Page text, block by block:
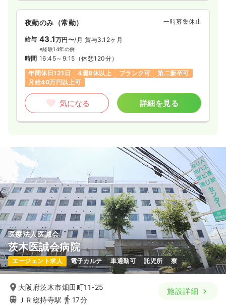
夜勤のみ（常勤） 一時募集休止
給与 43.1万円〜/月 賞与3.12ヶ月
※経験14年の例
時間 16:45～9:15 （休憩120分）
年間休日121日
4週8休以上 ブランク可
第二新卒可
月給40万円以上可
気になる 詳細を見る
医療法人医誠会
茨木医誠会病院
エージェント求人 電子カルテ 車通勤可 託児所 寮
大阪府茨木市畑田町11-25
ＪＲ総持寺駅
17分
施設詳細